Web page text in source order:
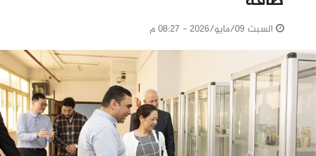
السبت 09/مايو/2026 - 08:27 م